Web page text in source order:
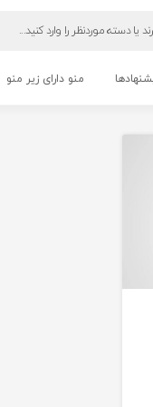
منو دارای زیر منو